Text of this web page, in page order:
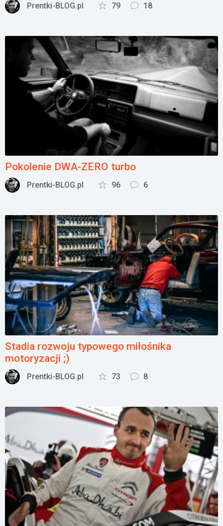
Prentki-BLOG.pl 79 18
Pokolenie DWA-ZERO turbo
Prentki-BLOG.pl 96 6
Stadia rozwoju typowego miłośnika
motoryzacji ;)
Prentki-BLOG.pl 73 8